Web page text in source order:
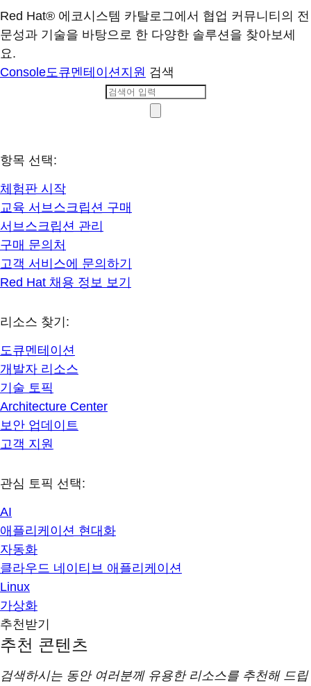
Red Hat® 에코시스템 카탈로그에서 협업 커뮤니티의 전
문성과 기술을 바탕으로 한 다양한 솔루션을 찾아보세
요.
Console도큐멘테이션지원 검색
항목 선택:
체험판 시작
교육 서브스크립션 구매
서브스크립션 관리
구매 문의처
고객 서비스에 문의하기
Red Hat 채용 정보 보기
리소스 찾기:
도큐멘테이션
개발자 리소스
기술 토픽
Architecture Center
보안 업데이트
고객 지원
관심 토픽 선택:
AI
애플리케이션 현대화
자동화
클라우드 네이티브 애플리케이션
Linux
가상화
추천받기
추천 콘텐츠
검색하시는 동안 여러분께 유용한 리소스를 추천해 드립